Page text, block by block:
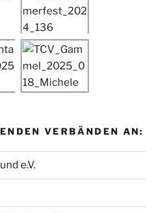
VERBÄNDEN AN:
e.V.